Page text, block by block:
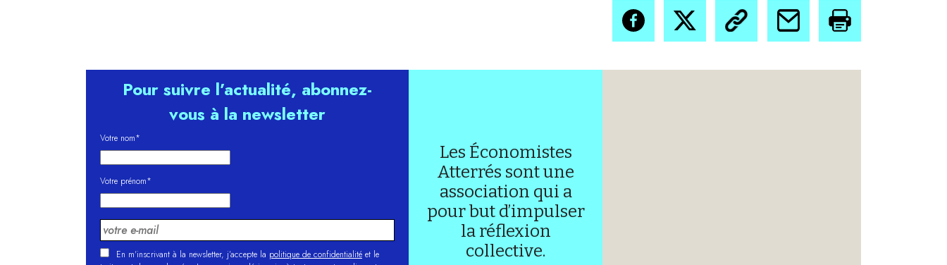
Pour suivre l’actualité, abonnez-
vous à la newsletter
Votre nom*
Votre prénom*
En m'inscrivant à la newsletter, j’accepte la politique de confidentialité et le
Les Économistes
Atterrés sont une
association qui a
pour but d’impulser
la réflexion
collective.